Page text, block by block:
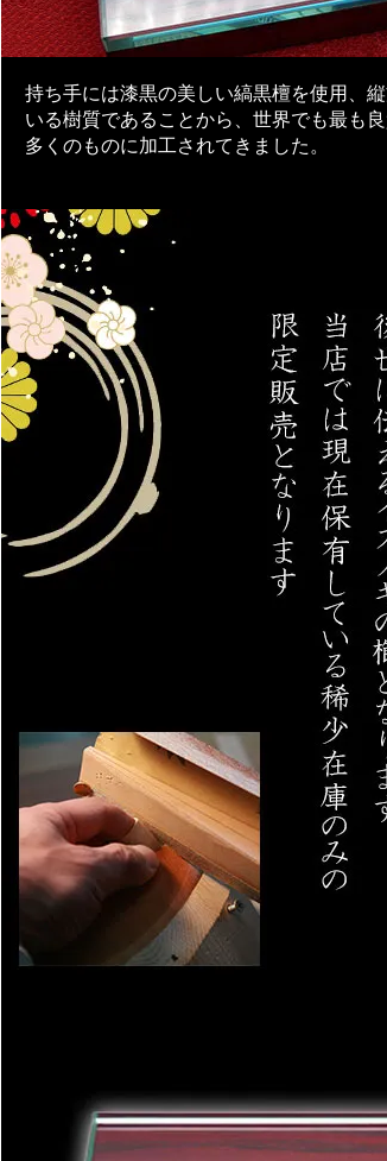
持ち手には漆黒の美しい縞黒檀を使用、
いる樹質であることから、世界でも最も
多くのものに加工されてきました。